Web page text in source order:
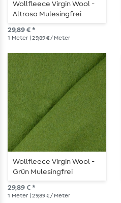
Wollfleece Virgin Wool -
Altrosa Mulesingfrei
29,89 € *
1 Meter | 29,89 € / Meter
Wollfleece Virgin Wool -
Grün Mulesingfrei
29,89 € *
1 Meter | 29,89 € / Meter